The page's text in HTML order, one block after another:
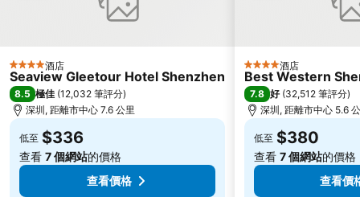
深圳站
深圳野生動物園
大梅沙海濱公園
Lamma Island
Tin Hau Metro Station
九龍塘
4 星級 酒店
Seaview Gleetour Hotel Shenzhen
8.5 極佳 (12,032 筆評分)
深圳, 距離市中心 7.6 公里
低至 $336
查看 7 個網站的價格
查看價格
4 星級 酒店
Best Western
7.8 好 (32,512 筆評分)
深圳, 距離市中心 5.6
低至 $380
查看 7 個網站的價格
查看價